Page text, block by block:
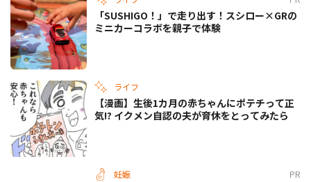
「SUSHIGO！」で走り出す！スシロー×GRの
ミニカーコラボを親子で体験
ライフ
【漫画】生後1カ月の赤ちゃんにポテチって正
気!? イクメン自認の夫が育休をとってみたら
妊娠 PR